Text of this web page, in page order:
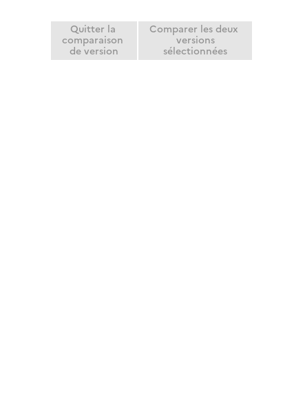
Quitter la
comparaison
de version
Comparer les deux
versions
sélectionnées